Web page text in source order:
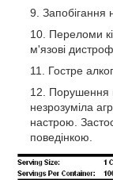
Запобігання
Переломи
м'язові
Гостре
Порушення
незрозуміла
настрою.
поведінкою.